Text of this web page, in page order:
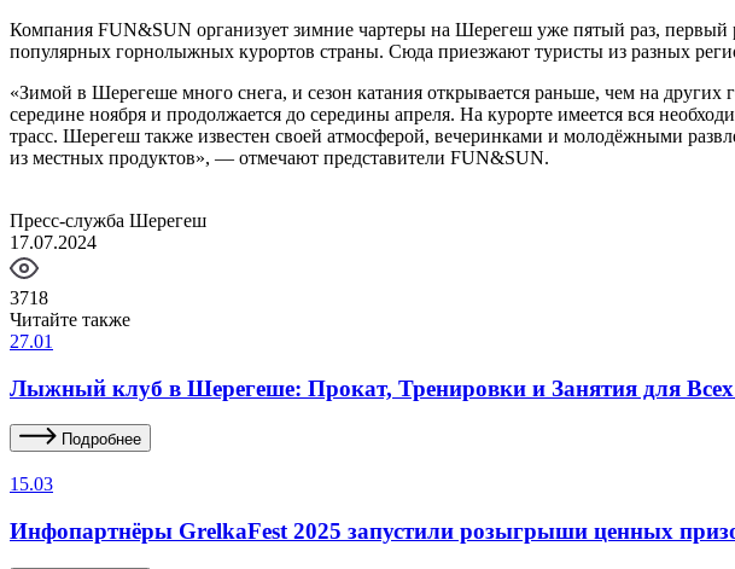
Компания FUN&SUN организует зимние чартеры на Шерегеш уже пятый раз,
популярных горнолыжных курортов страны. Сюда приезжают туристы из разных
«Зимой в Шерегеше много снега, и сезон катания открывается раньше, чем на
середине ноября и продолжается до середины апреля. На курорте имеется вся
трасс. Шерегеш также известен своей атмосферой, вечеринками и молодёжными
из местных продуктов», — отмечают представители FUN&SUN.
Пресс-служба Шерегеш
17.07.2024
3718
Читайте также
27.01
Лыжный клуб в Шерегеше: Прокат, Тренировки и Занятия для
Подробнее
15.03
Инфопартнёры GrelkaFest 2025 запустили розыгрыши ценных